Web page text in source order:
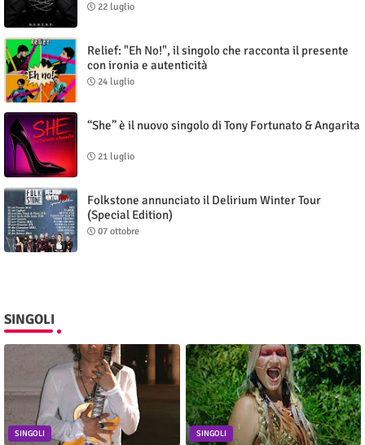
22 luglio
Relief: "Eh No!", il singolo che racconta il presente
con ironia e autenticità
24 luglio
“She” è il nuovo singolo di Tony Fortunato & Angarita
21 luglio
Folkstone annunciato il Delirium Winter Tour
(Special Edition)
07 ottobre
SINGOLI
SINGOLI SINGOLI